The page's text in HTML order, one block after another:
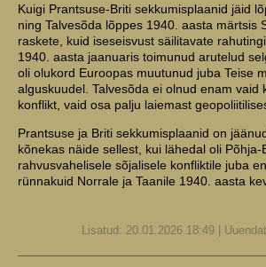
Kuigi Prantsuse-Briti sekkumisplaanid jäid
ning Talvesõda lõppes 1940. aasta märtsis
raskete, kuid iseseisvust säilitavate
1940. aasta jaanuaris toimunud arutelud
oli olukord Euroopas muutunud juba Teise
alguskuudel. Talvesõda ei olnud enam vaid
konflikt, vaid osa palju laiemast
Prantsuse ja Briti sekkumisplaanid on
kõnekas näide sellest, kui lähedal oli Põhja-
rahvusvahelisele sõjalisele konfliktile juba
rünnakuid Norrale ja Taanile 1940. aasta
Lisatud: 20.01.2026 18:49 |